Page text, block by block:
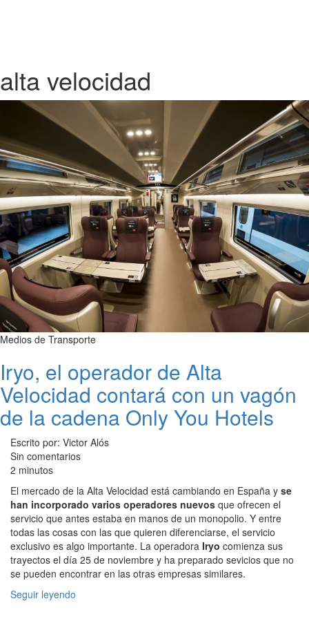
alta velocidad
Medios de Transporte
Iryo, el operador de Alta
Velocidad contará con un vagón
de la cadena Only You Hotels
Escrito por: Victor Alós
Sin comentarios
2 minutos
El mercado de la Alta Velocidad está cambiando en España y se
han incorporado varios operadores nuevos que ofrecen el
servicio que antes estaba en manos de un monopolio. Y entre
todas las cosas con las que quieren diferenciarse, el servicio
exclusivo es algo importante. La operadora Iryo comienza sus
trayectos el día 25 de noviembre y ha preparado sevicios que no
se pueden encontrar en las otras empresas similares.
Seguir leyendo